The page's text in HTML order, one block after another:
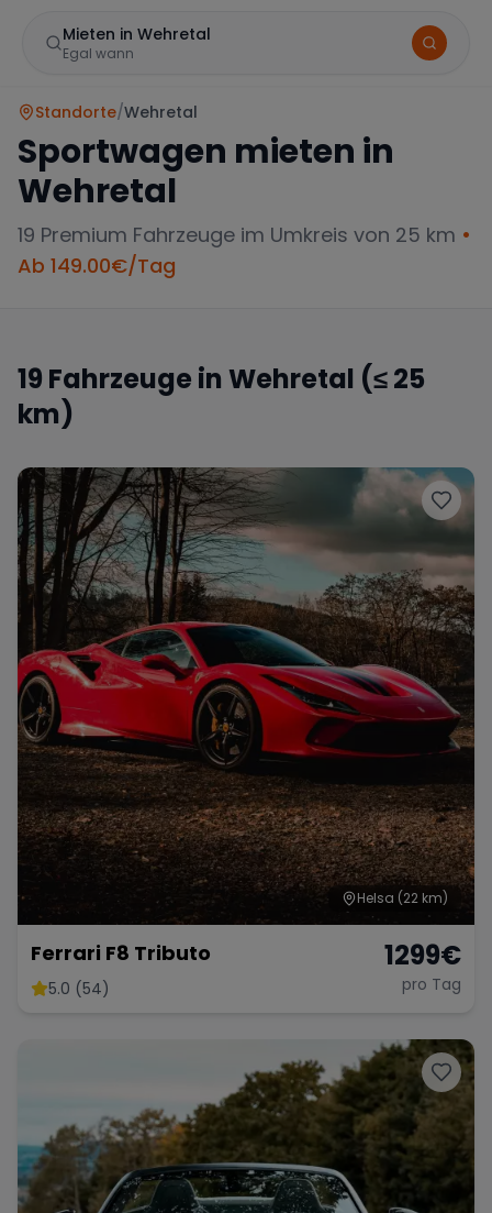
Mieten in Wehretal
Egal wann
Porsche Lamborghini Ferrari
McLaren Ford Jaguar
Tesla Chevrolet
Bentley Rolls Royce Aston Martin
Bugatti Maserati
Corvette
Wann
Zeitraum wählen
Standorte/Wehretal
Sportwagen mieten in
Wehretal
19 Premium Fahrzeuge im Umkreis von 25 km •
Ab 149.00€/Tag
19 Fahrzeuge in Wehretal (≤ 25
km)
Helsa (22 km)
Ferrari F8 Tributo
5.0 (54)
1299€
pro Tag